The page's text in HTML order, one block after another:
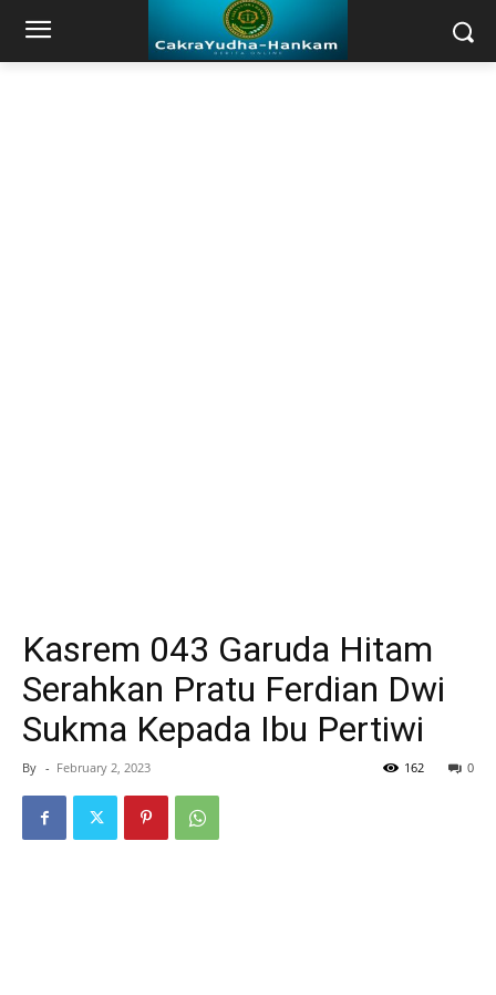
Kasrem 043 Garuda Hitam
Serahkan Pratu Ferdian Dwi
Sukma Kepada Ibu Pertiwi
By - February 2, 2023 0
162